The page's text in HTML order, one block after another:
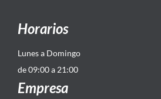
Horarios
Lunes a Domingo
de 09:00 a 21:00
Empresa